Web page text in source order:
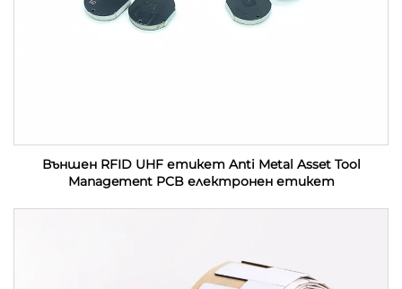
Външен RFID UHF етикет Anti Metal Asset Tool
Management PCB електронен етикет